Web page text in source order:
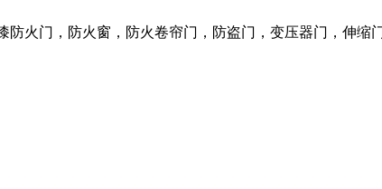
火门，防火窗，防火卷帘门，防盗门，变压器门，伸缩